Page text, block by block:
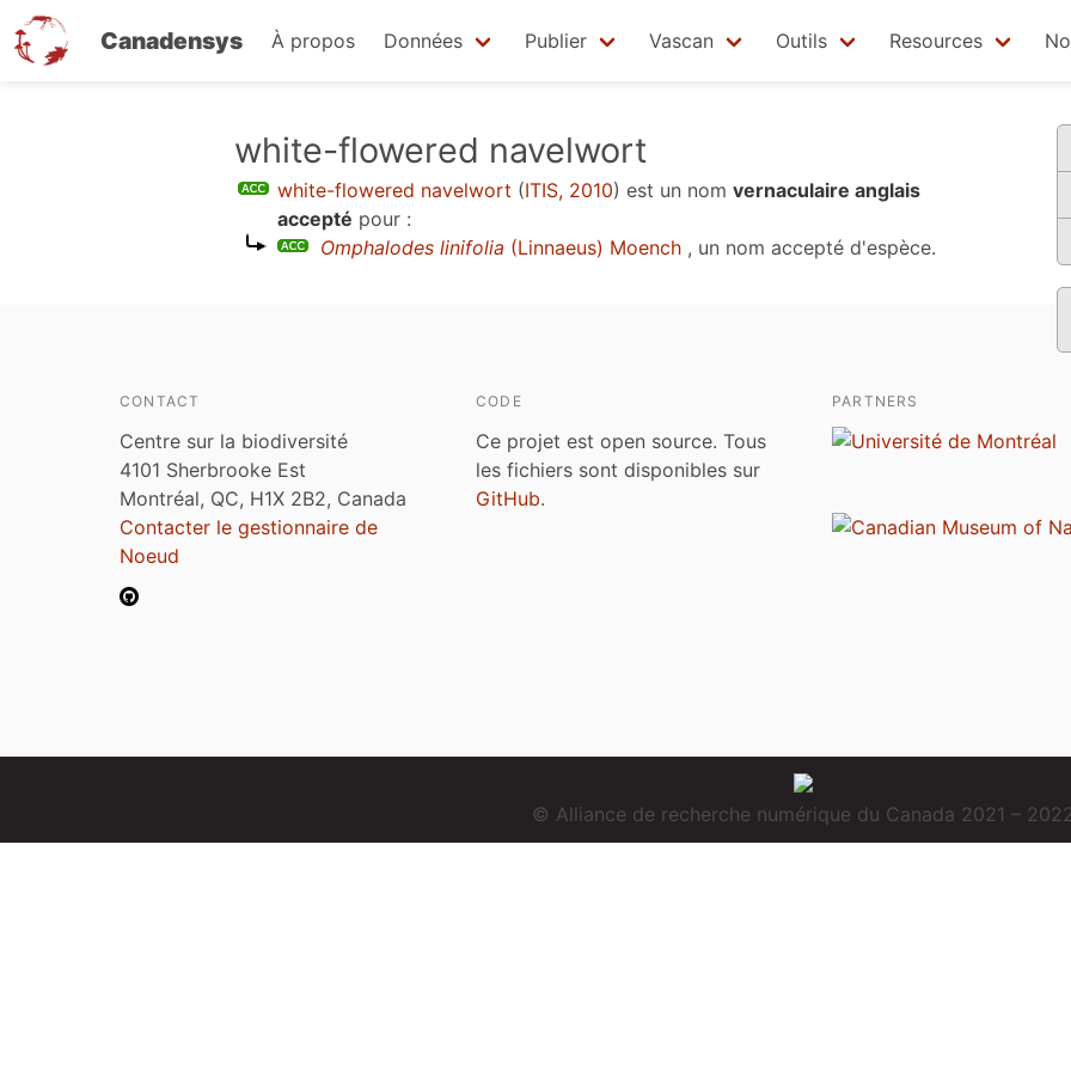
Canadensys À propos Données Publier Vascan Outils Resources
white-flowered navelwort
white-flowered navelwort (ITIS, 2010) est un nom vernaculaire anglais
accepté pour :
Omphalodes linifolia (Linnaeus) Moench , un nom accepté d'espèce.
CONTACT
Centre sur la biodiversité
4101 Sherbrooke Est
Montréal, QC, H1X 2B2, Canada
Contacter le gestionnaire de
Noeud
CODE
Ce projet est open source. Tous
les fichiers sont disponibles sur
GitHub.
PARTNERS
© Alliance de recherche numérique du Canada 2021 –